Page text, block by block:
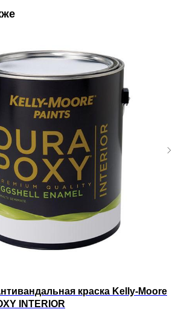
краска Kelly-Moore
INTERIOR